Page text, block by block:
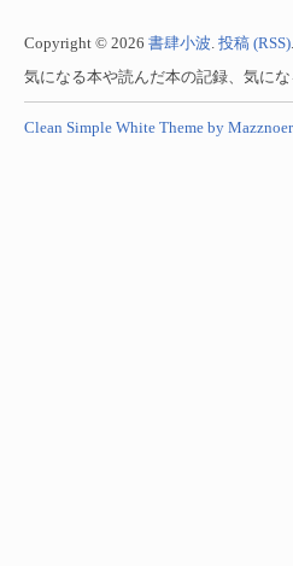
Copyright © 2026 書肆小波. 投稿 (RSS).
気になる本や読んだ本の記録、気に
Clean Simple White Theme by